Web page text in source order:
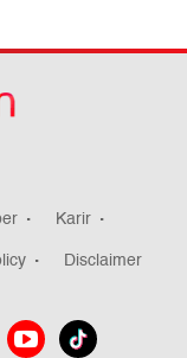
Karir
Disclaimer